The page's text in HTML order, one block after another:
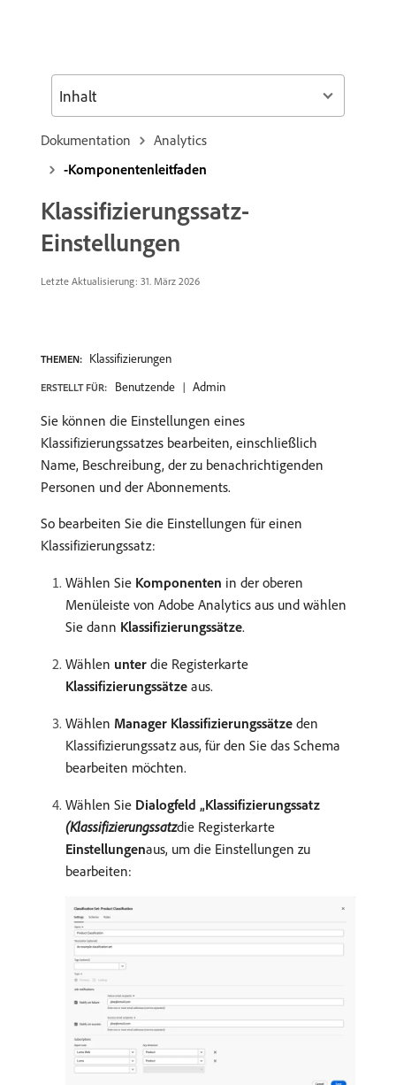
Dokumentation
Analytics
-Komponentenleitfaden
Klassifizierungssatz-
Einstellungen
Letzte Aktualisierung: 31. März 2026
THEMEN: Klassifizierungen
ERSTELLT FÜR: Benutzende Admin
Sie können die Einstellungen eines
Klassifizierungssatzes bearbeiten, einschließlich
Name, Beschreibung, der zu benachrichtigenden
Personen und der Abonnements.
So bearbeiten Sie die Einstellungen für einen
Klassifizierungssatz:
Wählen Sie Komponenten in der oberen
Menüleiste von Adobe Analytics aus und wählen
Sie dann Klassifizierungssätze.
Wählen unter die Registerkarte
Klassifizierungssätze aus.
Wählen Manager Klassifizierungssätze den
Klassifizierungssatz aus, für den Sie das Schema
bearbeiten möchten.
Wählen Sie Dialogfeld „Klassifizierungssatz
(Klassifizierungssatz​die Registerkarte
Einstellungen​aus, um die Einstellungen zu
bearbeiten:
Inhalt